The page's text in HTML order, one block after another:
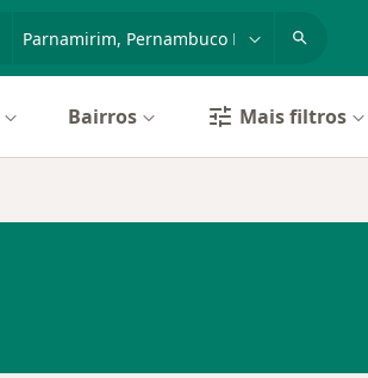
Bairros Mais filtros